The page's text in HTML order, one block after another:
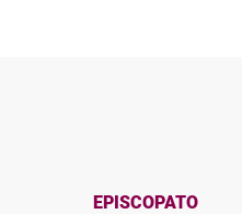
EPISCOPATO